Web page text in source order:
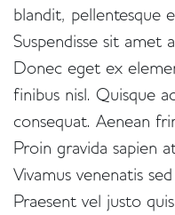
blandit, pellentesque
Suspendisse sit amet
Donec eget ex
finibus nisl. Quisque
consequat. Aenean
Proin gravida sapien
Vivamus venenatis
Praesent vel justo